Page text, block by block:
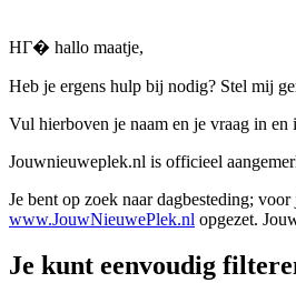
HГ� hallo maatje,
Heb je ergens hulp bij nodig? Stel mij
Vul hierboven je naam en je vraag in
Jouwnieuweplek.nl is officieel
Je bent op zoek naar dagbesteding;
www.JouwNieuwePlek.nl opgezet.
Je kunt eenvoudig